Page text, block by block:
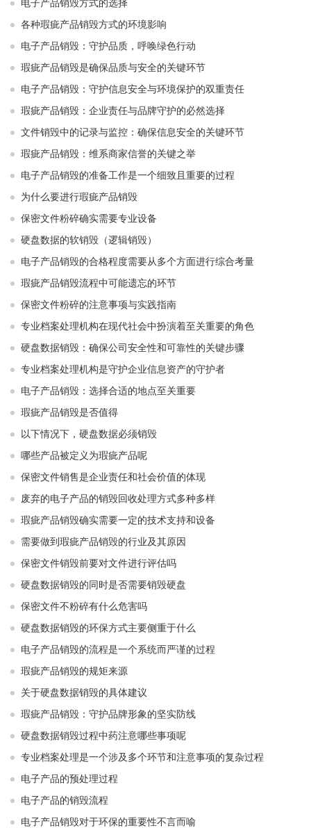
电子产品销毁方式的选择
各种瑕疵产品销毁方式的环境影响
电子产品销毁：守护品质，呼唤绿色行动
瑕疵产品销毁是确保品质与安全的关键环节
电子产品销毁：守护信息安全与环境保护的双重责任
瑕疵产品销毁：企业责任与品牌守护的必然选择
文件销毁中的记录与监控：确保信息安全的关键环节
瑕疵产品销毁：维系商家信誉的关键之举
电子产品销毁的准备工作是一个细致且重要的过程
为什么要进行瑕疵产品销毁
保密文件粉碎确实需要专业设备
硬盘数据的软销毁（逻辑销毁）
电子产品销毁的合格程度需要从多个方面进行综合考量
瑕疵产品销毁流程中可能遗忘的环节
保密文件粉碎的注意事项与实践指南
专业档案处理机构在现代社会中扮演着至关重要的角色
硬盘数据销毁：确保公司安全性和可靠性的关键步骤
专业档案处理机构是守护企业信息资产的守护者
电子产品销毁：选择合适的地点至关重要
瑕疵产品销毁是否值得
以下情况下，硬盘数据必须销毁
哪些产品被定义为瑕疵产品呢
保密文件销售是企业责任和社会价值的体现
废弃的电子产品的销毁回收处理方式多种多样
瑕疵产品销毁确实需要一定的技术支持和设备
需要做到瑕疵产品销毁的行业及其原因
保密文件销毁前要对文件进行评估吗
硬盘数据销毁的同时是否需要销毁硬盘
保密文件不粉碎有什么危害吗
硬盘数据销毁的环保方式主要侧重于什么
电子产品销毁的流程是一个系统而严谨的过程
瑕疵产品销毁的规矩来源
关于硬盘数据销毁的具体建议
瑕疵产品销毁：守护品牌形象的坚实防线
硬盘数据销毁过程中药注意哪些事项呢
专业档案处理是一个涉及多个环节和注意事项的复杂过程
电子产品的预处理过程
电子产品的销毁流程
电子产品销毁对于环保的重要性不言而喻